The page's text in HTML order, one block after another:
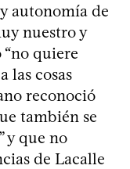
autonomía de
nuestro y
“no quiere
las cosas
reconoció
también se
y que no
de Lacalle